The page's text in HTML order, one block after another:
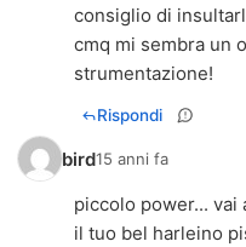
consiglio di
cmq mi sembra un
strumentazione!
Rispondi
bird15 anni fa
piccolo power... vai
il tuo bel harleino